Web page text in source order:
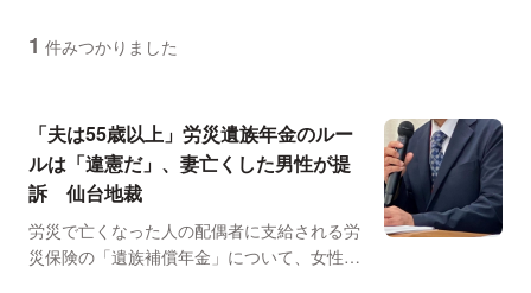
1 件みつかりました
「夫は55歳以上」労災遺族年金のルー
ルは「違憲だ」、妻亡くした男性が提
訴 仙台地裁
労災で亡くなった人の配偶者に支給される労
災保険の「遺族補償年金」について、女性は